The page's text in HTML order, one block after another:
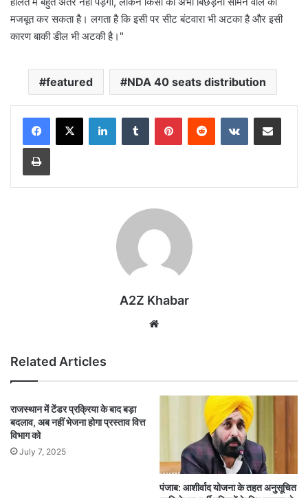
मजबूत कर सकता है। लगता है कि इसी पर सीट बंटवारा भी अटका है और इसी
कारण बाकी डील भी अटकी है।"
featured NDA 40 seats distribution
LinkedInTumblr PinterestReddit VKontakteShare via Email
Print
A2Z Khabar
Related Articles
राजस्थान में टेंडर प्रक्रिया के बाद बड़ा
बदलाव, अब नहीं भेजना होगा प्रस्ताव वित्त
विभाग को
July 7, 2025
पंजाब: आशीर्वाद योजना के तहत अनुसूचित